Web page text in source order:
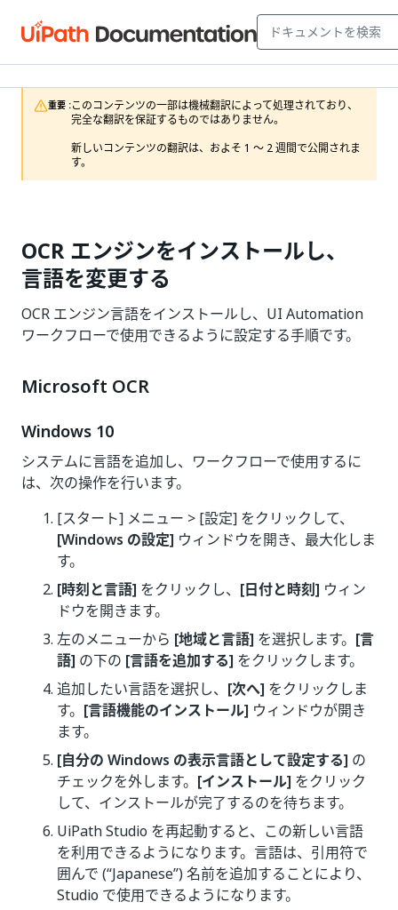
重要 :このコンテンツの一部は機械翻訳によって処理されており、
完全な翻訳を保証するものではありません。
新しいコンテンツの翻訳は、およそ 1 ～ 2 週間で公開されま
す。
OCR エンジンをインストールし、
言語を変更する
OCR エンジン言語をインストールし、UI Automation
ワークフローで使用できるように設定する手順です。
Microsoft OCR
Windows 10
システムに言語を追加し、ワークフローで使用するに
は、次の操作を行います。
[スタート] メニュー > [設定] をクリックして、
[Windows の設定] ウィンドウを開き、最大化しま
す。
[時刻と言語] をクリックし、 [日付と時刻] ウィン
ドウを開きます。
左のメニューから [地域と言語] を選択します。 [言
語] の下の [言語を追加する] をクリックします。
追加したい言語を選択し、 [次へ] をクリックしま
す。 [言語機能のインストール] ウィンドウが開き
ます。
[自分の Windows の表示言語として設定する] の
チェックを外します。 [インストール] をクリック
して、インストールが完了するのを待ちます。
UiPath Studio を再起動すると、この新しい言語
を利用できるようになります。言語は、引用符で
囲んで (“Japanese”) 名前を追加することにより、
Studio で使用できるようになります。